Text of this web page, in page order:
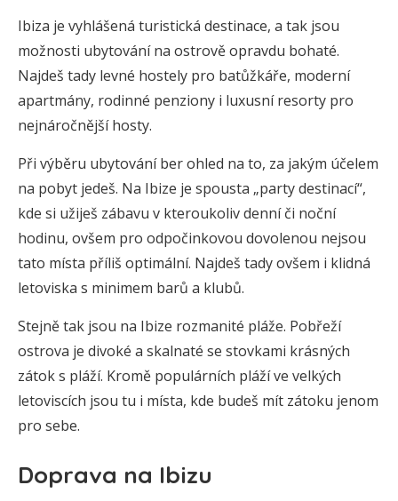
Ibiza je vyhlášená turistická destinace, a tak jsou
možnosti ubytování na ostrově opravdu bohaté.
Najdeš tady levné hostely pro batůžkáře, moderní
apartmány, rodinné penziony i luxusní resorty pro
nejnáročnější hosty.
Při výběru ubytování ber ohled na to, za jakým účelem
na pobyt jedeš. Na Ibize je spousta „party destinací“,
kde si užiješ zábavu v kteroukoliv denní či noční
hodinu, ovšem pro odpočinkovou dovolenou nejsou
tato místa příliš optimální. Najdeš tady ovšem i klidná
letoviska s minimem barů a klubů.
Stejně tak jsou na Ibize rozmanité pláže. Pobřeží
ostrova je divoké a skalnaté se stovkami krásných
zátok s pláží. Kromě populárních pláží ve velkých
letoviscích jsou tu i místa, kde budeš mít zátoku jenom
pro sebe.
Doprava na Ibizu